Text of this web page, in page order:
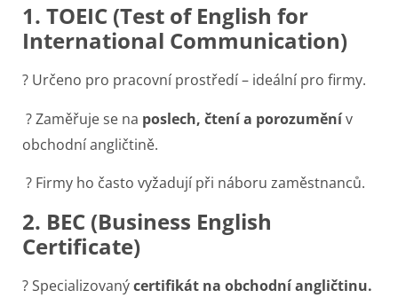
1. TOEIC (Test of English for
International Communication)
? Určeno pro pracovní prostředí – ideální pro firmy.
? Zaměřuje se na poslech, čtení a porozuměnív
obchodní angličtině.
? Firmy ho často vyžadují při náboru zaměstnanců.
2. BEC (Business English
Certificate)
? Specializovanýcertifikát na obchodní angličtinu.